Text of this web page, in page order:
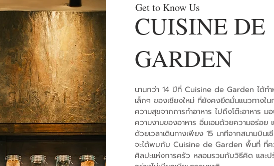
Get to Know Us
CUISINE DE
GARDEN
นานกว่า 14 ปีที่ Cuisine de Garden ได้ทำ
เล็กๆ ของเชียงใหม่ ที่ยังคงยึดมั่นแนวทางใน
ความสุขจากการทำอาหาร ไปถึงโต๊ะอาหาร
ความงามของอาหาร อิ่มเอมด้วยความอร่อย
ด้วยเวลาเดินทางเพียง 15 นาทีจากสนามบิน
จะได้พบกับ Cuisine de Garden พื้นที่ ที่คว
ศิลปะแห่งการครัว หลอมรวมกับวิธีคิด และ